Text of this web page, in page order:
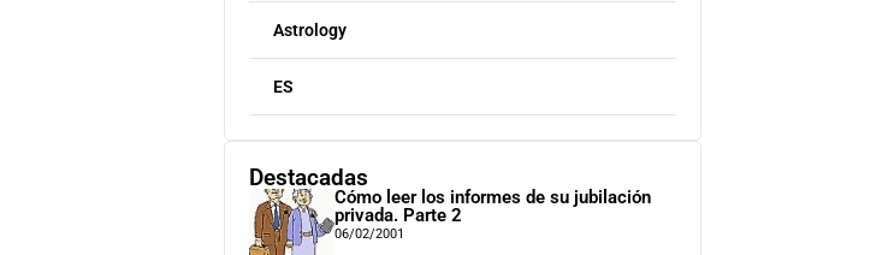
Astrology
ES
Destacadas
Cómo leer los informes de su jubilación
privada. Parte 2
06/02/2001